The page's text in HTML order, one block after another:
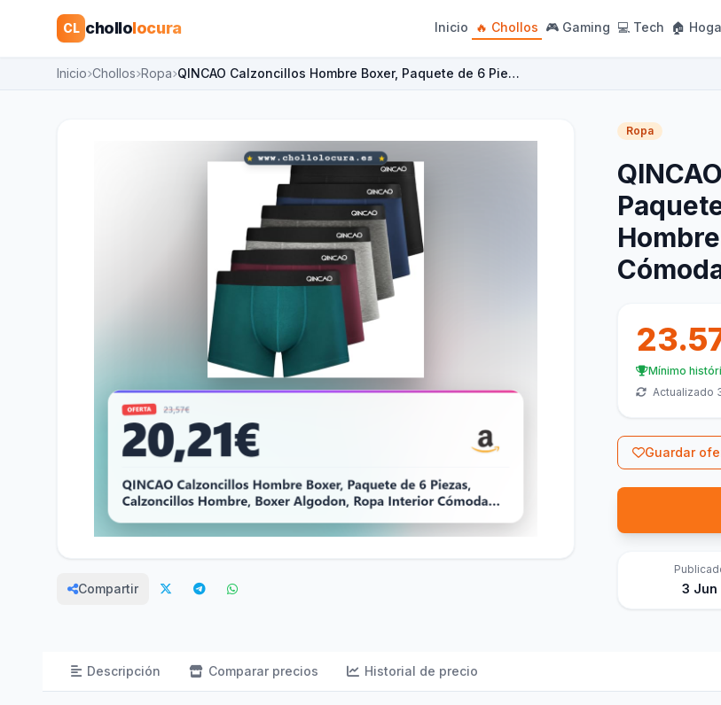
CL chollolocura Inicio 🔥 Chollos 🎮 Gaming 💻 Tech 🏠
Inicio Chollos Ropa QINCAO Calzoncillos Hombre Boxer, Paquete de 6 Pie…
Compartir
Ropa
Mínimo
Actualizado
Guardar
3 Jun
Descripción Comparar precios Historial de precio